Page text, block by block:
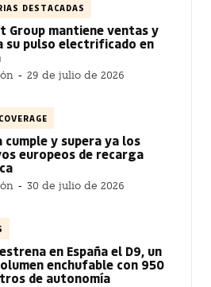
DESTACADAS
Group mantiene ventas y
su pulso electrificado en
- 29 de julio de 2026
cumple y supera ya los
europeos de recarga
- 30 de julio de 2026
en España el D9, un
enchufable con 950
de autonomía